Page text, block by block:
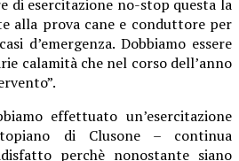
di esercitazione no-stop questa la
alla prova cane e conduttore per
d’emergenza. Dobbiamo essere
calamità che nel corso dell’anno
effettuato un’esercitazione
di Clusone – continua
perchè nonostante siano